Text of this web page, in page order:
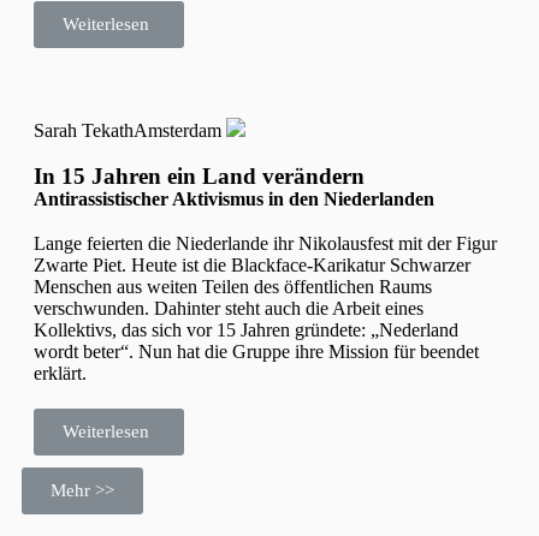
Weiterlesen
Sarah TekathAmsterdam
In 15 Jahren ein Land verändern
Antirassistischer Aktivismus in den Niederlanden
Lange feierten die Niederlande ihr Nikolausfest mit der Figur
Zwarte Piet. Heute ist die Blackface-Karikatur Schwarzer
Menschen aus weiten Teilen des öffentlichen Raums
verschwunden. Dahinter steht auch die Arbeit eines
Kollektivs, das sich vor 15 Jahren gründete: „Nederland
wordt beter“. Nun hat die Gruppe ihre Mission für beendet
erklärt.
Weiterlesen
Mehr >>